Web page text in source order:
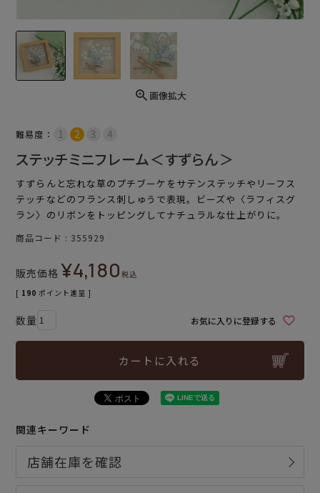
画像拡大
難易度：
ステッチミニフレーム＜すずらん＞
すずらんと忘れな草のプチブーケをサテンステッチやリーフス
テッチなどのフランス刺しゅうで表現。ビーズや〈ラフィスグ
ラン〉のリボンをトッピングしてナチュラルな仕上がりに。
商品コード 355929
販売価格 ¥4,180税込
[ 190 ポイント進呈 ]
お気に入りに登録する
カートに入れる
関連キーワード